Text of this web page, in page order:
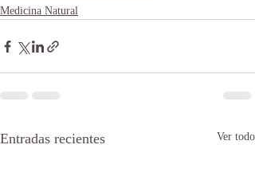
Medicina Natural
Entradas recientes Ver todo